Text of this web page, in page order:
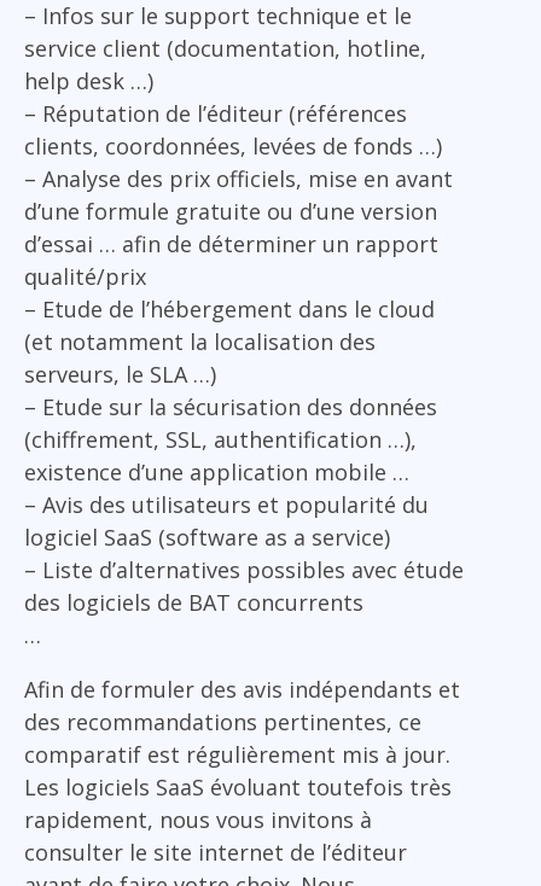
– Infos sur le support technique et le
service client (documentation, hotline,
help desk …)
– Réputation de l’éditeur (références
clients, coordonnées, levées de fonds …)
– Analyse des prix officiels, mise en avant
d’une formule gratuite ou d’une version
d’essai … afin de déterminer un rapport
qualité/prix
– Etude de l’hébergement dans le cloud
(et notamment la localisation des
serveurs, le SLA …)
– Etude sur la sécurisation des données
(chiffrement, SSL, authentification …),
existence d’une application mobile …
– Avis des utilisateurs et popularité du
logiciel SaaS (software as a service)
– Liste d’alternatives possibles avec étude
des logiciels de BAT concurrents
…
Afin de formuler des avis indépendants et
des recommandations pertinentes, ce
comparatif est régulièrement mis à jour.
Les logiciels SaaS évoluant toutefois très
rapidement, nous vous invitons à
consulter le site internet de l’éditeur